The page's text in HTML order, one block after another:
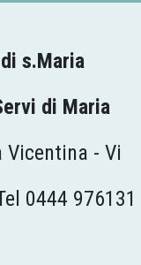
s.Maria
di Maria
Vicentina - Vi
0444 976131